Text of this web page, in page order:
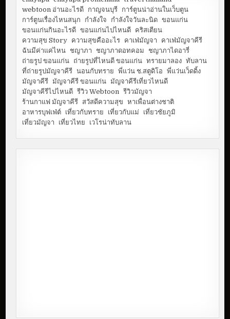
webtoon อ่านอะไรดี กาญจนบุรี การ์ตูนน่าอ่านในเว็บตูน
การ์ตูนเรื่องไหนสนุก
กำลังใจ กำลังใจวันละนิด ขอนแก่น
ขอนแก่นกินอะไรดี ขอนแก่นไปไหนดี คริสเตียน
ความสุข Story ความสุขคืออะไร คาเฟ่มัญจา
คาเฟ่มัญจาคีรี
ฉันมีค่าแค่ไหน ชญาภา ชญาภาดอทคอม
ชญาภาไดอารี่
ถ่ายรูป ขอนแก่น ถ่ายรูปที่ไหนดี ขอนแก่น ทรายมาลอง ทับลาน
ที่ถ่ายรูปมัญจาคีรี นอนกับทราย พี่แว่น ช.สตูดิโอ
พี่แว่นเว็ดดิ้ง
มัญจาคีรี มัญจาคีรี ขอนแก่น มัญจาคีรีเที่ยวไหนดี
มัญจาคีรีไปไหนดี รีวิว Webtoon รีวิวมัญจา
ร้านกาแฟ มัญจาคีรี สวัสดีความสุข
หาเพื่อนต่างชาติ
อาหารบุฟเฟ่ต์ เที่ยวกับทราย เที่ยวกับแม่
เที่ยวชัยภูมิ
เที่ยวมัญจา
เที่ยวไทย เวโรน่าทับลาน